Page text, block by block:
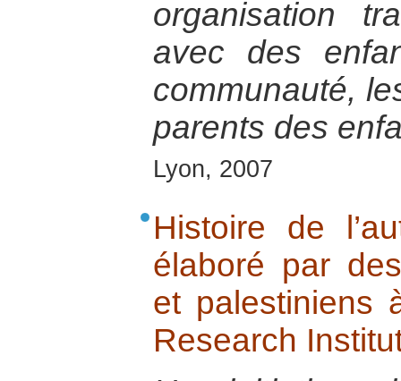
organisation
avec des
communauté,
parents des
Lyon, 2007
Histoire de
élaboré par
et palestiniens
Research